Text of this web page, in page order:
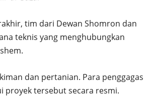
tim dari Dewan Shomron dan
teknis yang menghubungkan
dan pertanian. Para penggagas
proyek tersebut secara resmi.